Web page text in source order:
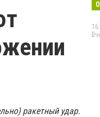
ракетный удар.